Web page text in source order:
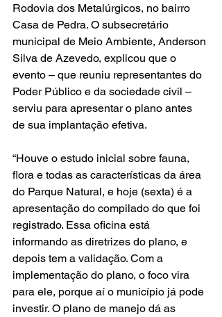
Rodovia dos Metalúrgicos, no bairro
Casa de Pedra. O subsecretário
municipal de Meio Ambiente, Anderson
Silva de Azevedo, explicou que o
evento – que reuniu representantes do
Poder Público e da sociedade civil –
serviu para apresentar o plano antes
de sua implantação efetiva.
“Houve o estudo inicial sobre fauna,
flora e todas as características da área
do Parque Natural, e hoje (sexta) é a
apresentação do compilado do que foi
registrado. Essa oficina está
informando as diretrizes do plano, e
depois tem a validação. Com a
implementação do plano, o foco vira
para ele, porque aí o município já pode
investir. O plano de manejo dá as